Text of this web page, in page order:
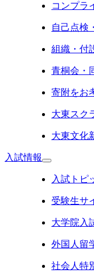
コンプラ
自己点検
組織・付
青桐会・
寄附をお
大東スク
大東文化
入試情報
入試トピ
受験生サ
大学院入
外国人留
社会人特